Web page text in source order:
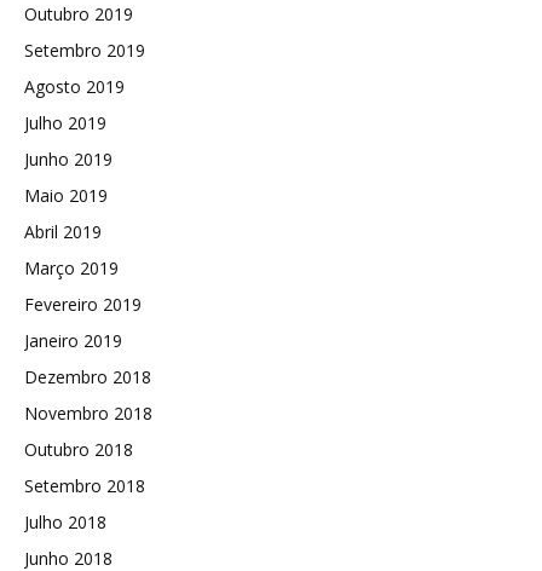
Outubro 2019
Setembro 2019
Agosto 2019
Julho 2019
Junho 2019
Maio 2019
Abril 2019
Março 2019
Fevereiro 2019
Janeiro 2019
Dezembro 2018
Novembro 2018
Outubro 2018
Setembro 2018
Julho 2018
Junho 2018